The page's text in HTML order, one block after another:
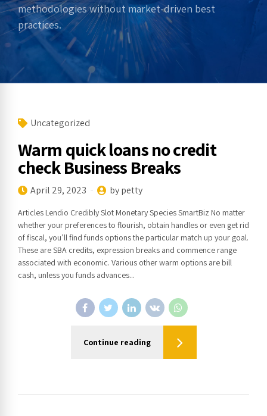
methodologies without market-driven best
practices.
Uncategorized
Warm quick loans no credit
check Business Breaks
April 29, 2023 by petty
Articles Lendio Credibly Slot Monetary Species SmartBiz No matter
whether your preferences to flourish, obtain handles or even get rid
of fiscal, you’ll find funds options the particular match up your goal.
These are SBA credits, expression breaks and commence range
associated with economic. Various other warm options are bill
cash, unless you funds advances...
Continue reading